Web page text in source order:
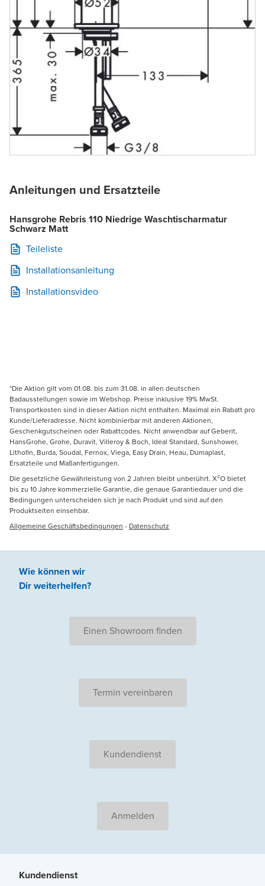
Anleitungen und Ersatzteile
Hansgrohe Rebris 110 Niedrige Waschtischarmatur
Schwarz Matt
Teileliste
Installationsanleitung
Installationsvideo
*Die Aktion gilt vom 01.08. bis zum 31.08. in allen deutschen
Badausstellungen sowie im Webshop. Preise inklusive 19% MwSt.
Transportkosten sind in dieser Aktion nicht enthalten. Maximal ein Rabatt pro
Kunde/Lieferadresse. Nicht kombinierbar mit anderen Aktionen,
Geschenkgutscheinen oder Rabattcodes. Nicht anwendbar auf Geberit,
HansGrohe, Grohe, Duravit, Villeroy & Boch, Ideal Standard, Sunshower,
Lithofin, Burda, Soudal, Fernox, Viega, Easy Drain, Heau, Dumaplast,
Ersatzteile und Maßanfertigungen.
Die gesetzliche Gewährleistung von 2 Jahren bleibt unberührt. X²O bietet
bis zu 10 Jahre kommerzielle Garantie, die genaue Garantiedauer und die
Bedingungen unterscheiden sich je nach Produkt und sind auf den
Produktseiten einsehbar.
Allgemeine Geschäftsbedingungen - Datenschutz
Wie können wir
Dir weiterhelfen?
Einen Showroom finden
Termin vereinbaren
Kundendienst
Anmelden
Kundendienst